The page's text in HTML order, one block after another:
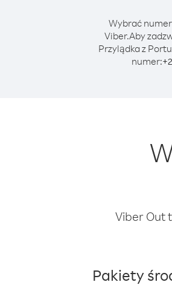
Wybrać
Viber.Aby
Przylądka z
numer:+
Viber Out
Pakiety